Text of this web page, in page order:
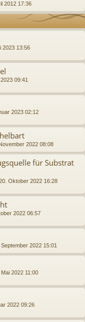
2012 17:36
2023 13:56
09:41
2023 02:12
2022 08:08
für Substrat
Oktober 2022 16:28
2022 06:57
2022 15:01
2022 11:00
2022 09:26